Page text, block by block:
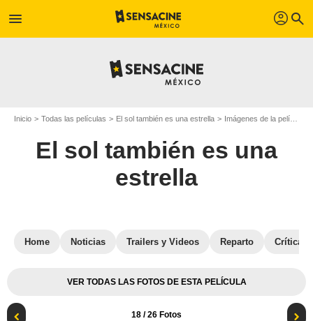
menu profil search
Inicio Todas las películas El sol también es una estrella Imágenes de la película El sol también es una estrella
El sol también es una
estrella
Home Noticias Trailers y Videos Reparto Críticas
VER TODAS LAS FOTOS DE ESTA PELÍCULA
18 / 26 Fotos